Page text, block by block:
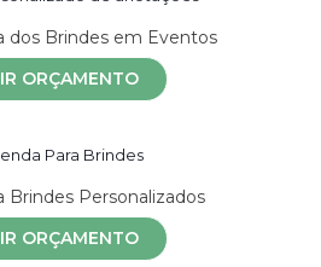
dos Brindes em Eventos
ORÇAMENTO
Brindes Personalizados
ORÇAMENTO